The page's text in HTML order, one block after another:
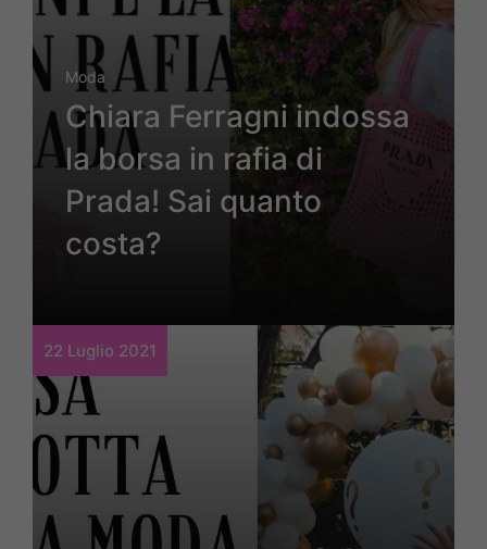
Moda
Chiara Ferragni indossa
la borsa in rafia di
Prada! Sai quanto
costa?
22 Luglio 2021